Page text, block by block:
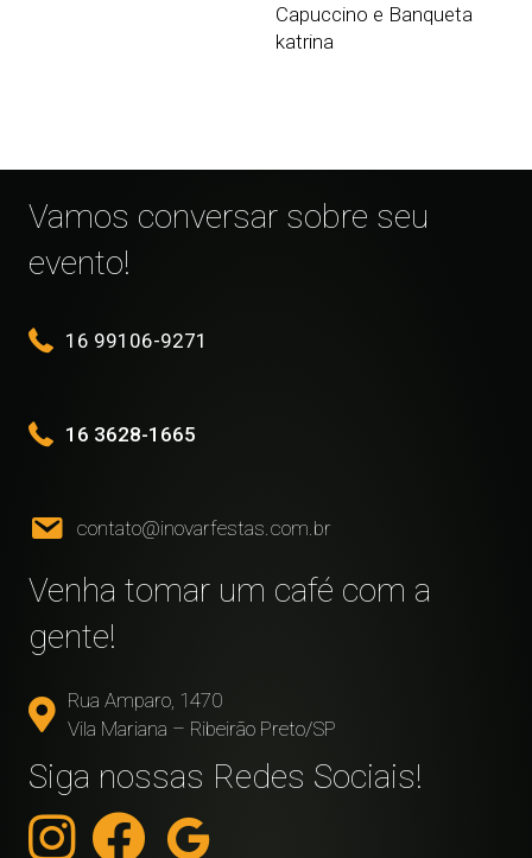
Capuccino e Banqueta
katrina
Vamos conversar sobre seu
evento!
16 99106-9271
16 3628-1665
contato@inovarfestas.com.br
Venha tomar um café com a
gente!
Rua Amparo, 1470
Vila Mariana – Ribeirão Preto/SP
Siga nossas Redes Sociais!